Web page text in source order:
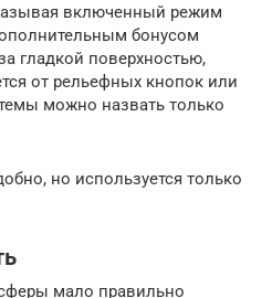
включенный режим
бонусом
гладкой поверхностью,
от рельефных кнопок или
можно назвать только
но используется только
мало правильно